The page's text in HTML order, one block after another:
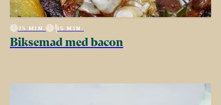
25 MIN. 15 MIN.
Biksemad med bacon